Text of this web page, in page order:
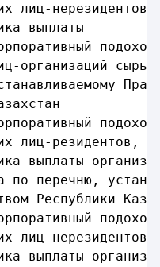
подоходный
сырьевого
подоходный
подоходный